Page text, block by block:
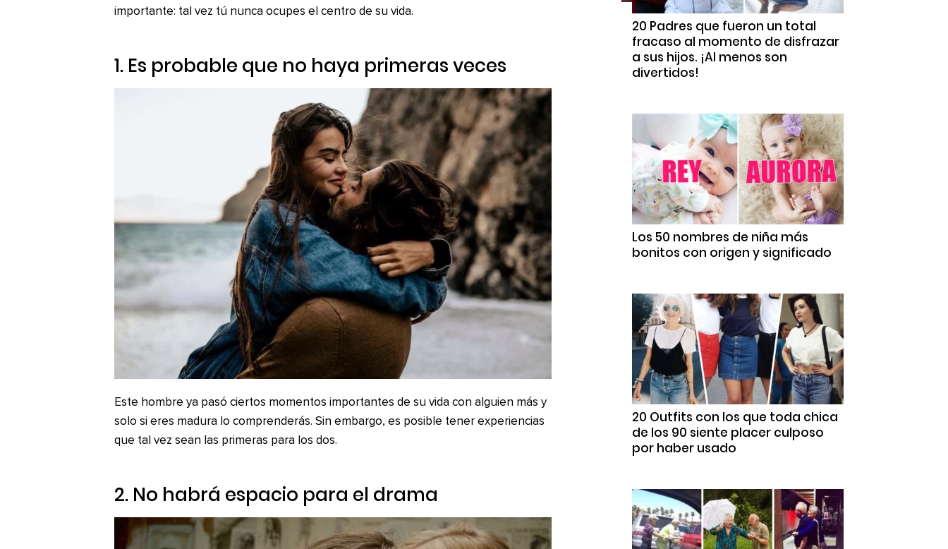
importante: tal vez tú nunca ocupes el centro de su vida.
1. Es probable que no haya primeras veces
Este hombre ya pasó ciertos momentos importantes de su vida con alguien más y
solo si eres madura lo comprenderás. Sin embargo, es posible tener experiencias
que tal vez sean las primeras para los dos.
2. No habrá espacio para el drama
20 Padres que fueron un total
fracaso al momento de disfrazar
a sus hijos. ¡Al menos son
divertidos!
Los 50 nombres de niña más
bonitos con origen y significado
20 Outfits con los que toda chica
de los 90 siente placer culposo
por haber usado